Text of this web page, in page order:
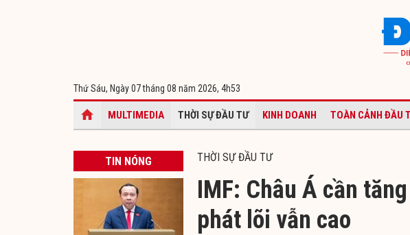
Thứ Sáu, Ngày 07 tháng 08 năm 2026, 4h53
MULTIMEDIA THỜI SỰ ĐẦU TƯ KINH DOANH TOÀN CẢNH ĐẦU
TIN NÓNG THỜI SỰ ĐẦU TƯ
IMF: Châu Á cần
phát lõi vẫn cao